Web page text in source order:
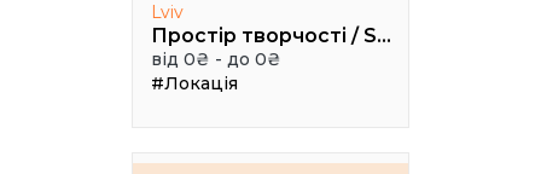
Lviv
Простір творчості / Space creativity
від 0₴ - до 0₴
#Локація